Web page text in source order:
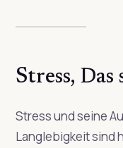
Stress,
Stress und seine
Langlebigkeit sind